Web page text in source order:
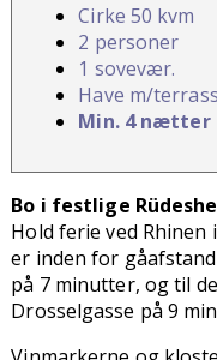
Cirke 50 kvm
2 personer
1 sovevær.
Have m/
Min. 4 nætter
Bo i festlige
Hold ferie ved Rhinen
er inden for
på 7 minutter, og til
Drosselgasse på 9